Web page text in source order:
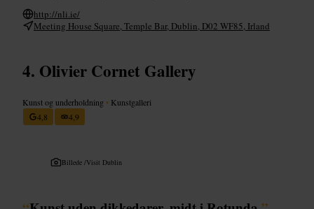
http://nli.ie/
Meeting House Square, Temple Bar, Dublin, D02 WF85, Irland
Olivier Cornet Gallery
Kunst og underholdning • Kunstgalleri
4,8
4,9
Billede /Visit Dublin